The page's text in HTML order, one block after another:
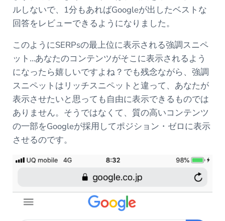
ルしないで、1分もあればGoogleが出したベストな
回答をレビューできるようになりました。
このようにSERPsの最上位に表示される強調スニペ
ット…あなたのコンテンツがそこに表示されるよう
になったら嬉しいですよね？でも残念ながら、強調
スニペットはリッチスニペットと違って、あなたが
表示させたいと思っても自由に表示できるものでは
ありません。そうではなくて、質の高いコンテンツ
の一部をGoogleが採用してポジション・ゼロに表示
させるのです。